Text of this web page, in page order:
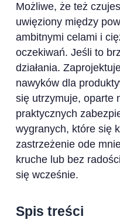
Możliwe, że też
uwięziony między
ambitnymi celami i
oczekiwań. Jeśli to
działania.
nawyków dla
się utrzymuje, oparte
praktycznych
wygranych, które się
zastrzeżenie ode
kruche lub bez
się wcześnie.
Spis treści